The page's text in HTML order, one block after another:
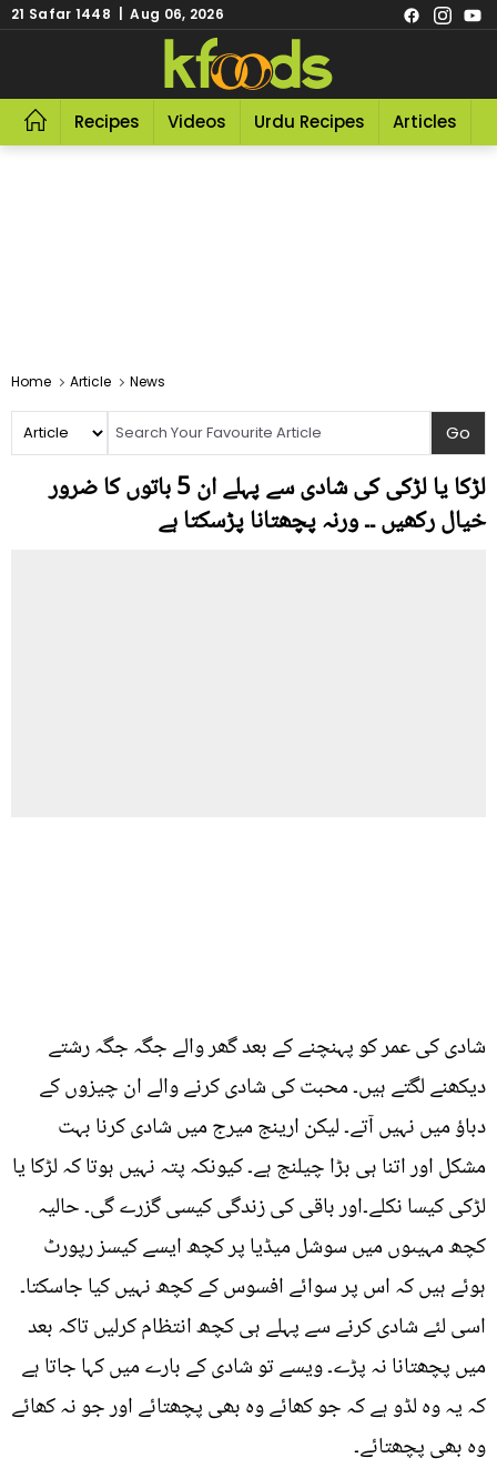
21 Safar 1448 | Aug 06, 2026
Recipes Videos Urdu Recipes Articles
Home Article News
لڑکا یا لڑکی کی شادی سے پہلے ان 5 باتوں کا ضرور
خیال رکھیں ۔۔ ورنہ پچھتانا پڑسکتا ہے
شادی کی عمر کو پہنچنے کے بعد گھر والے جگہ جگہ رشتے
دیکھنے لگتے ہیں۔ محبت کی شادی کرنے والے ان چیزوں کے
دباؤ میں نہیں آتے۔ لیکن ارینج میرج میں شادی کرنا بہت
مشکل اور اتنا ہی بڑا چیلنج ہے۔ کیونکہ پتہ نہیں ہوتا کہ لڑکا یا
لڑکی کیسا نکلے۔اور باقی کی زندگی کیسی گزرے گی۔ حالیہ
کچھ مہیںوں میں سوشل میڈیا پر کچھ ایسے کیسز رپورٹ
ہوئے ہیں کہ اس پر سوائے افسوس کے کچھ نہیں کیا جاسکتا۔
اسی لئے شادی کرنے سے پہلے ہی کچھ انتظام کرلیں تاکہ بعد
میں پچھتانا نہ پڑے۔ ویسے تو شادی کے بارے میں کہا جاتا ہے
کہ یہ وہ لڈو ہے کہ جو کھائے وہ بھی پچھتائے اور جو نہ کھائے
وہ بھی پچھتائے۔